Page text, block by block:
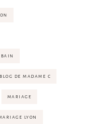
DE MADAME C
MARIAGE
LYON